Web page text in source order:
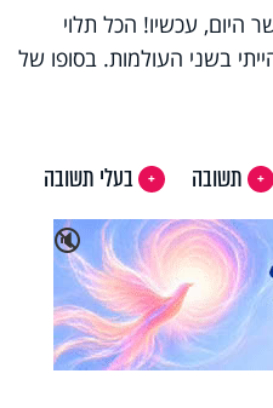
היום, עכשיו! הכל תלוי
בשני העולמות. בסופו של
תשובה
בעלי תשובה
🔇